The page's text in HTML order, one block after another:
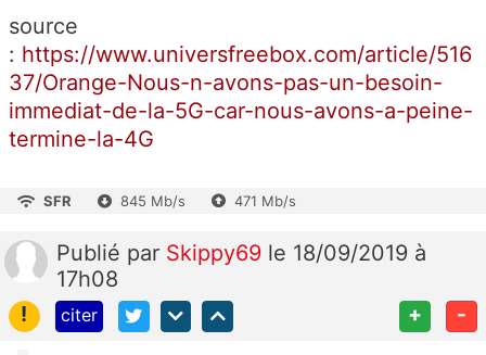
source
: https://www.universfreebox.com/article/516
37/Orange-Nous-n-avons-pas-un-besoin-
immediat-de-la-5G-car-nous-avons-a-peine-
termine-la-4G
SFR 845 Mb/s 471 Mb/s
Publié par Skippy69 le 18/09/2019 à
17h08
!
citer + -